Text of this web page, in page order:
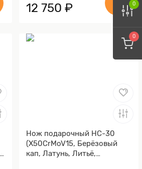
0
0
12 750 ₽
Нож подарочный НС-30
(X50CrMoV15, Берёзовый
кап, Латунь, Литьё,